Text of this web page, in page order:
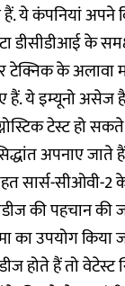
हैं. ये कंपनियां
डीसीडीआई के
के अलावा
हैं. ये इम्यूनो असेज
टेस्ट हो
अपनाए जाते
सार्स-सीओवी-
की पहचान की
का उपयोग
होते हैं तो वेटेस्ट